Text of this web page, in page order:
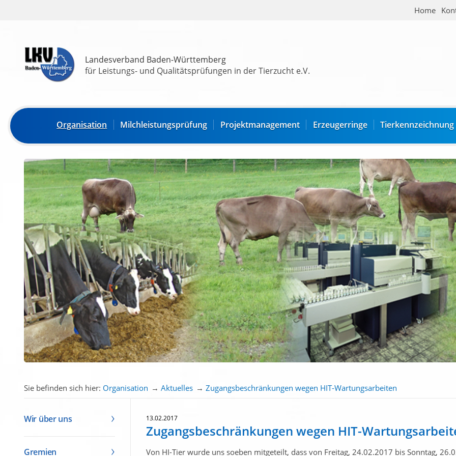
Home
Landesverband Baden-Württemberg
für Leistungs- und Qualitätsprüfungen in der Tierzucht e.V.
Organisation Milchleistungsprüfung Projektmanagement Erzeugerringe Tierkennzeichnung
Sie befinden sich hier: Organisation →Aktuelles →Zugangsbeschränkungen wegen HIT-Wartungsarbeiten
Wir über uns
Gremien
13.02.2017
Zugangsbeschränkungen wegen HIT-
Von HI-Tier wurde uns soeben mitgeteilt, dass von Freitag, 24.02.2017 bis Sonntag,